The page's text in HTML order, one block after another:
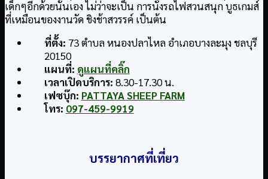
เด็กๆอีกด้วยนั้นเอง ไม่ว่าจะเป็น การนั่งรถไฟสวนสนุก บูธเกมส์
ที่เหมือนของงานวัด ชิงช้าสวรรค์ เป็นต้น
ที่ตั้ง: 73 ตำบล หนองปลาไหล อำเภอบางละมุง ชลบุรี
20150
แผนที่: ดูแผนที่คลิ๊ก
เวลาเปิดบริการ: 8.30-17.30 น.
เฟซบุ๊ก: PATTAYA SHEEP FARM
โทร: 097-459-9919
บรรยากาศที่เที่ยว